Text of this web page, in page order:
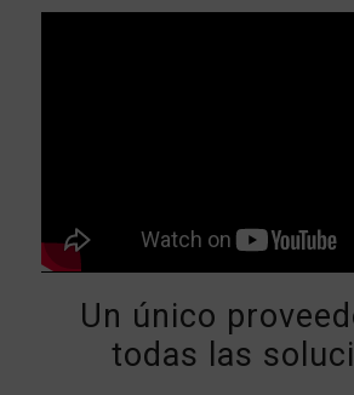
Un único
todas las